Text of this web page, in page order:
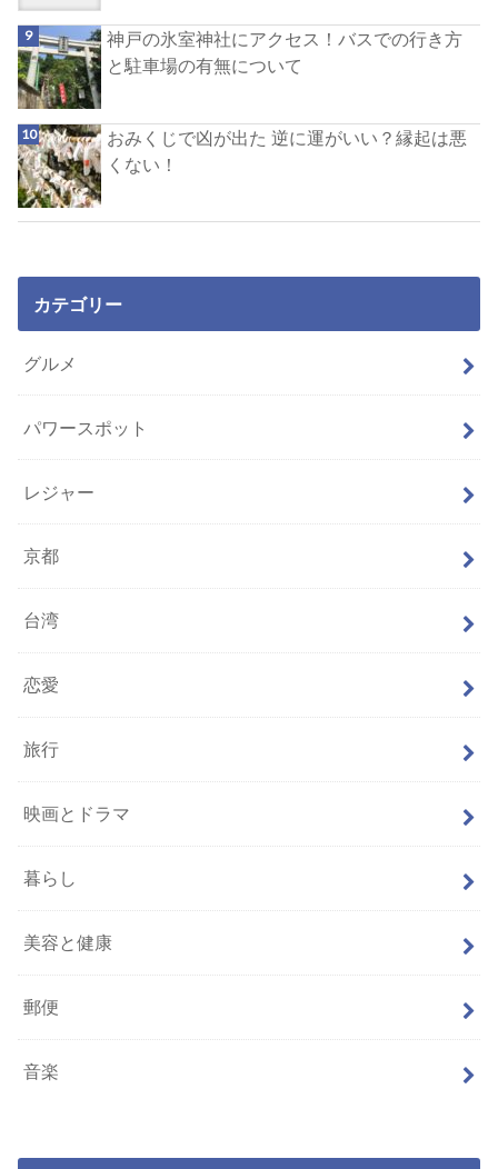
神戸の氷室神社にアクセス！バスでの行き方
と駐車場の有無について
おみくじで凶が出た 逆に運がいい？縁起は悪
くない！
カテゴリー
グルメ
パワースポット
レジャー
京都
台湾
恋愛
旅行
映画とドラマ
暮らし
美容と健康
郵便
音楽